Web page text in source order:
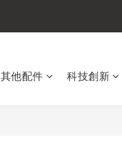
其他配件 科技創新